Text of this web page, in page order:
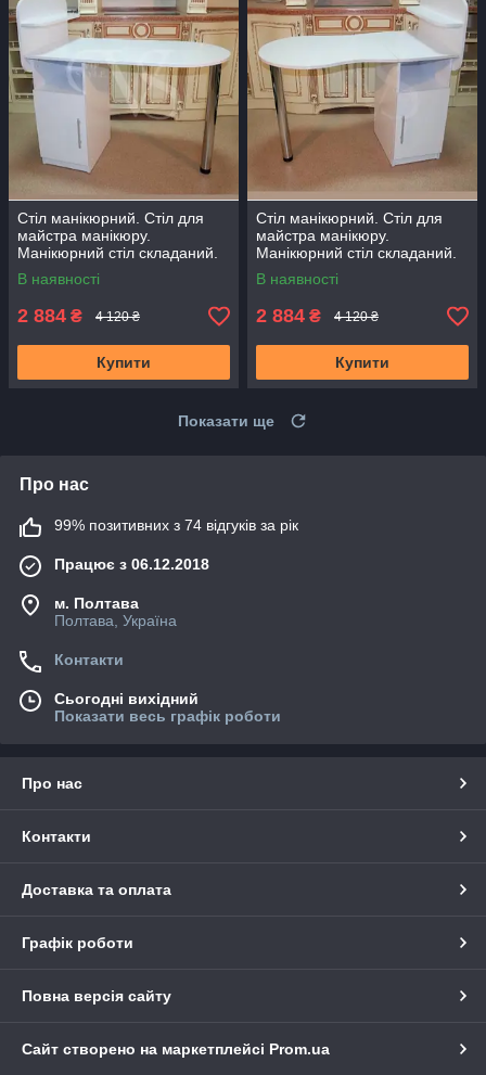
Стіл манікюрний. Стіл для
майстра манікюру.
Манікюрний стіл складаний.
Стіл для нарощування нігтів
В наявності
2 884 ₴ 4 120 ₴
Купити
Стіл манікюрний. Стіл для
майстра манікюру.
Манікюрний стіл складаний.
Стіл для нарощування нігтів
В наявності
2 884 ₴ 4 120 ₴
Купити
Показати ще
Про нас
99% позитивних з 74 відгуків за рік
Працює з 06.12.2018
м. Полтава
Полтава, Україна
Контакти
Сьогодні вихідний
Показати весь графік роботи
Про нас
Контакти
Доставка та оплата
Графік роботи
Повна версія сайту
Сайт створено на маркетплейсі Prom.ua